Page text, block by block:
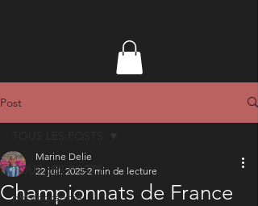
Post
TOUS LES POSTS
photographie
Championnats de France
Marine Delie
22 juil. 2025 2 min de lecture